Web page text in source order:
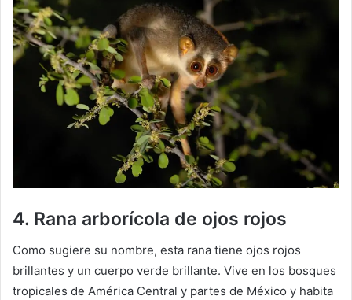
4. Rana arborícola de ojos rojos
Como sugiere su nombre, esta rana tiene ojos rojos
brillantes y un cuerpo verde brillante. Vive en los bosques
tropicales de América Central y partes de México y habita